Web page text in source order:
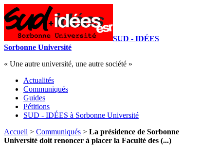
SUD - IDÉES
Sorbonne Université
« Une autre université, une autre société »
Actualités
Communiqués
Guides
Pétitions
SUD - IDÉES à Sorbonne Université
Accueil > Communiqués > La présidence de Sorbonne
Université doit renoncer à placer la Faculté des (...)